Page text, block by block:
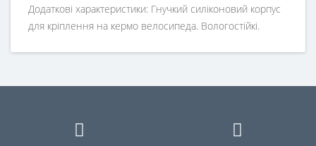
Додаткові характеристики: Гнучкий силіконовий корпус
для кріплення на кермо велосипеда. Вологостійкі.